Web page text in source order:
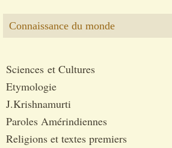
Connaissance du monde
Sciences et Cultures
Etymologie
J.Krishnamurti
Paroles Amérindiennes
Religions et textes premiers